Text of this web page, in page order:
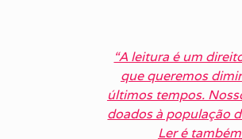
“A leitura é um
que queremos
últimos tempos.
doados à população
Ler é